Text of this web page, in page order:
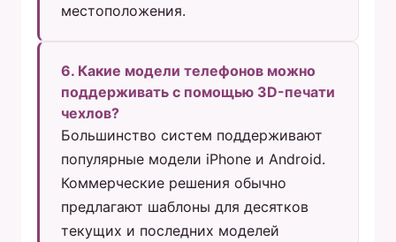
местоположения.
6. Какие модели телефонов можно
поддерживать с помощью 3D-печати
чехлов?
Большинство систем поддерживают
популярные модели iPhone и Android.
Коммерческие решения обычно
предлагают шаблоны для десятков
текущих и последних моделей